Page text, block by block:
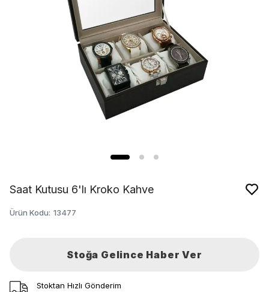
Saat Kutusu 6'lı Kroko Kahve
Ürün Kodu: 13477
Stoğa Gelince Haber Ver
Stoktan Hızlı Gönderim